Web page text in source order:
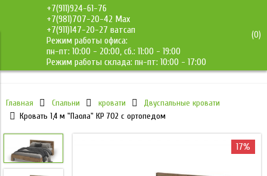
+7(911)924-61-76
+7(981)707-20-42 Max
+7(911)147-20-27 ватсап
Режим работы офиса:
пн-пт: 10:00 - 20:00, сб.: 11:00 - 19:00
Режим работы склада: пн-пт: 10:00 - 17:00
(0)
ДМС-Мебель
Главная Спальни кровати
Двуспальные кровати
Кровать 1,4 м "Паола" КР 702 с ортопедом
17%